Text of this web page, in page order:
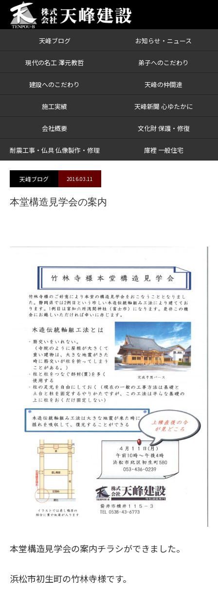
天峰ブログ お知らせ・ニュース
現代の名工 澤元教哲 弟子へのこだわり
建設へのこだわり 天峰の仲間達
施工実績 天峰新聞 心ゆたかに
会社概要 文化財 保護・修復
耐震工事・仏具 仏像製作・修理 庫裡 一般住宅
ブログ 本堂構造見学会の案内
天峰ブログ 2016.03.11
本堂構造見学会の案内
本堂構造見学会の案内チラシができました。
浜松市初生町の竹林寺様です。